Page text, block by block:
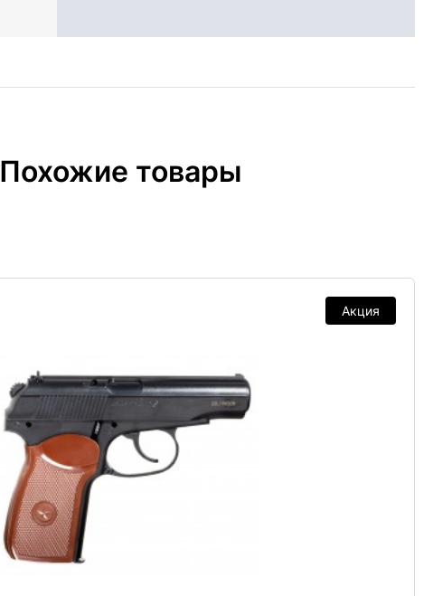
Похожие товары
Акция